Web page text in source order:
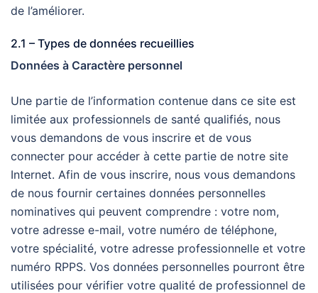
de l’améliorer.
2.1 – Types de données recueillies
Données à Caractère personnel
Une partie de l’information contenue dans ce site est
limitée aux professionnels de santé qualifiés, nous
vous demandons de vous inscrire et de vous
connecter pour accéder à cette partie de notre site
Internet. Afin de vous inscrire, nous vous demandons
de nous fournir certaines données personnelles
nominatives qui peuvent comprendre : votre nom,
votre adresse e-mail, votre numéro de téléphone,
votre spécialité, votre adresse professionnelle et votre
numéro RPPS. Vos données personnelles pourront être
utilisées pour vérifier votre qualité de professionnel de